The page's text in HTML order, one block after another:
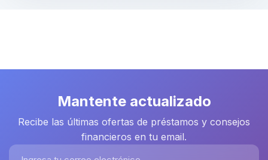
Mantente actualizado
Recibe las últimas ofertas de préstamos y consejos
financieros en tu email.
Ingresa tu correo electrónico